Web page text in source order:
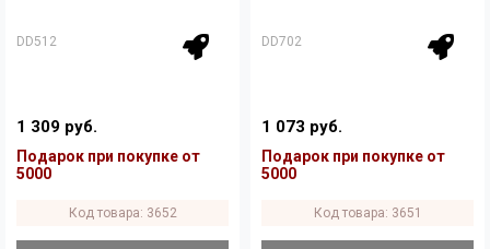
DD512
1 309 руб.
Подарок при покупке от
5000
Код товара: 3652
DD702
1 073 руб.
Подарок при покупке от
5000
Код товара: 3651